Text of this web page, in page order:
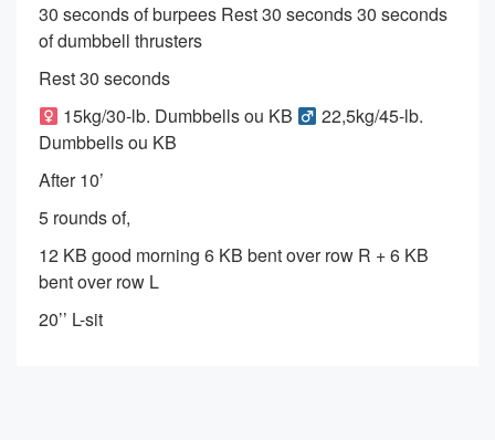
30 seconds of burpees Rest 30 seconds 30 seconds
of dumbbell thrusters
Rest 30 seconds
15kg/30-lb. Dumbbells ou KB
22,5kg/45-lb.
Dumbbells ou KB
After 10’
5 rounds of,
12 KB good morning 6 KB bent over row R + 6 KB
bent over row L
20’’ L-sit